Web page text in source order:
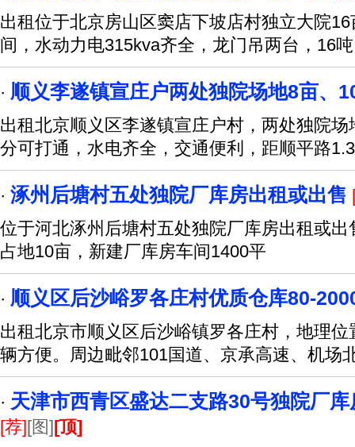
出租位于北京房山区窦店下坡店村独立大院
间，水动力电315kva齐全，龙门吊两台，16
· 顺义李遂镇宣庄户两处独院场地8亩、
出租北京顺义区李遂镇宣庄户村，两处独院
分可打通，水电齐全，交通便利，距顺平路
· 涿州后塘村五处独院厂库房出租或出售
位于河北涿州后塘村五处独院厂库房出租或
占地10亩，新建厂库房车间1400平
· 顺义区后沙峪罗各庄村优质仓库80-
出租北京市顺义区后沙峪镇罗各庄村，地理
辆方便。周边毗邻101国道、京承高速、机场
· 天津市西青区盛达二支路30号独院厂
[荐][图][顶]